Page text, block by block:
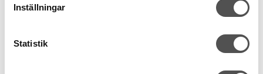
Inställningar
Statistik